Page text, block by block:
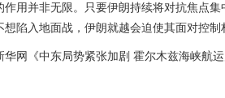
作用并非无限。只要伊朗持续将对抗焦点
想陷入地面战，伊朗就越会迫使其面对控制
华网《中东局势紧张加剧 霍尔木兹海峡航